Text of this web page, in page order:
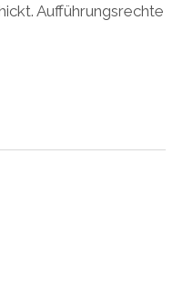
Aufführungsrechte